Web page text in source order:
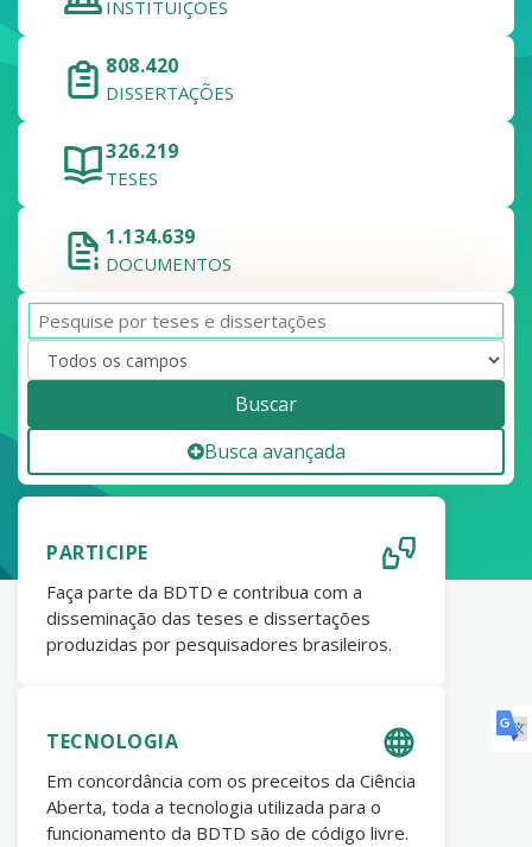
INSTITUIÇÕES
808.420
DISSERTAÇÕES
326.219
TESES
1.134.639
DOCUMENTOS
Buscar
Busca avançada
PARTICIPE
Faça parte da BDTD e contribua com a
disseminação das teses e dissertações
produzidas por pesquisadores brasileiros.
TECNOLOGIA
Em concordância com os preceitos da Ciência
Aberta, toda a tecnologia utilizada para o
funcionamento da BDTD são de código livre.